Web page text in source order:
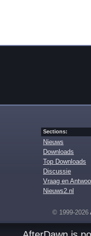
Sections:
Nieuws
Downloads
Top Downloads
Discussie
Vraag en
Nieuws2.nl
© 1999-2026